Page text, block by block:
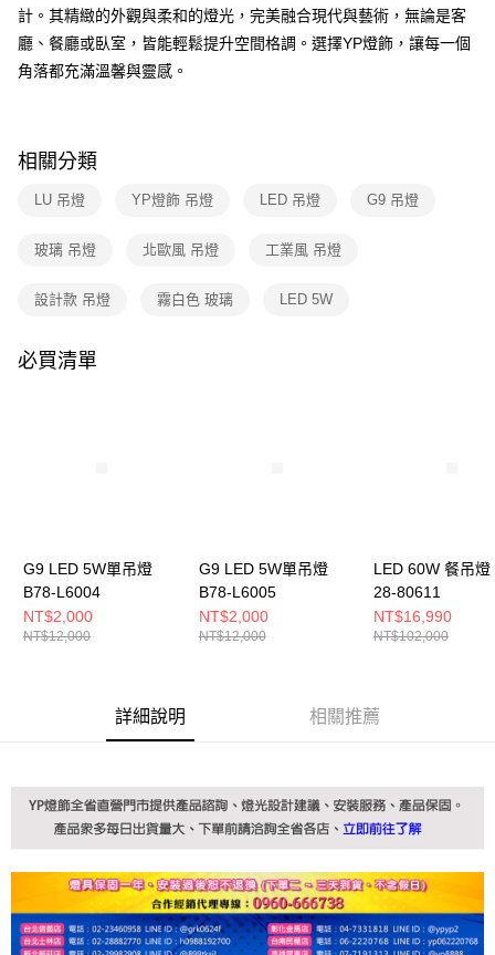
相關說明
【關於「AFTEE先享後付」】
AFTEE先享後付是「在收到商品之後才付款」的支付方式。 讓您購物簡單
便利好安心！
１．於結帳方式選擇「AFTEE先享後付」後，將跳轉至「AFTEE先享後付」
２．訂單成立數日內，您將收到繳費通知簡訊。
３．收到繳費通知簡訊後14天內，點擊此簡訊中的連結，可透過四大超商／
※ 請注意：結帳手續完成當下不需立刻繳費，但若您需要取消訂單，請聯絡
※ 交易是否成功請以「AFTEE先享後付 」之結帳頁面顯示為準，若有關於
３．未成年的使用者請事先徵得法定代理人或監護人之同意方可使用
「AFTEE先享後付」，若未經同意申辦者引起之損失，本公司不負相關責
任。
４．使用「AFTEE先享後付」時，將依據個別帳號之用戶狀況，依本公司即
時審查核予不同之上限額度；若仍有額度不足之情形，本公司將視審查結果
新竹貨運宅配
計。其精緻的外觀與柔和的燈光，完美融合現代與藝術，無論是客
廳、餐廳或臥室，皆能輕鬆提升空間格調。選擇YP燈飾，讓每一個
角落都充滿溫馨與靈感。
相關分類
LU 吊燈 YP燈飾 吊燈 LED 吊燈 G9 吊燈
玻璃 吊燈 北歐風 吊燈 工業風 吊燈
設計款 吊燈 霧白色 玻璃 LED 5W
必買清單
G9 LED 5W單吊燈
B78-L6004
NT$2,000
NT$12,000
G9 LED 5W單吊燈
B78-L6005
NT$2,000
NT$12,000
LED 60W 餐吊燈
28-80611
NT$16,990
NT$102,000
詳細說明 相關推薦